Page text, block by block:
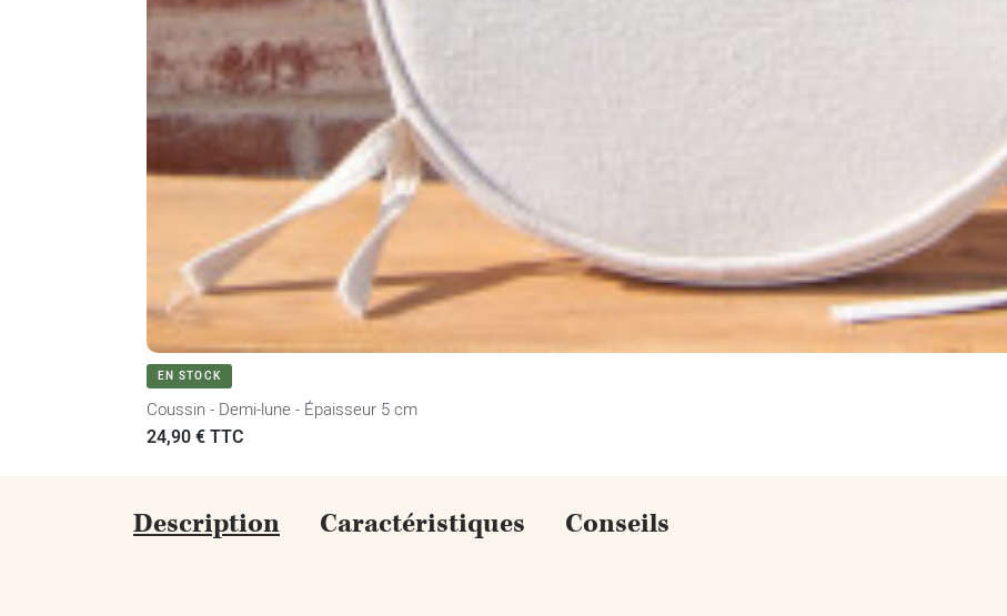
EN STOCK
Coussin - Demi-lune - Épaisseur 5 cm
Prix
24,90 € TTC
Description Caractéristiques Conseils